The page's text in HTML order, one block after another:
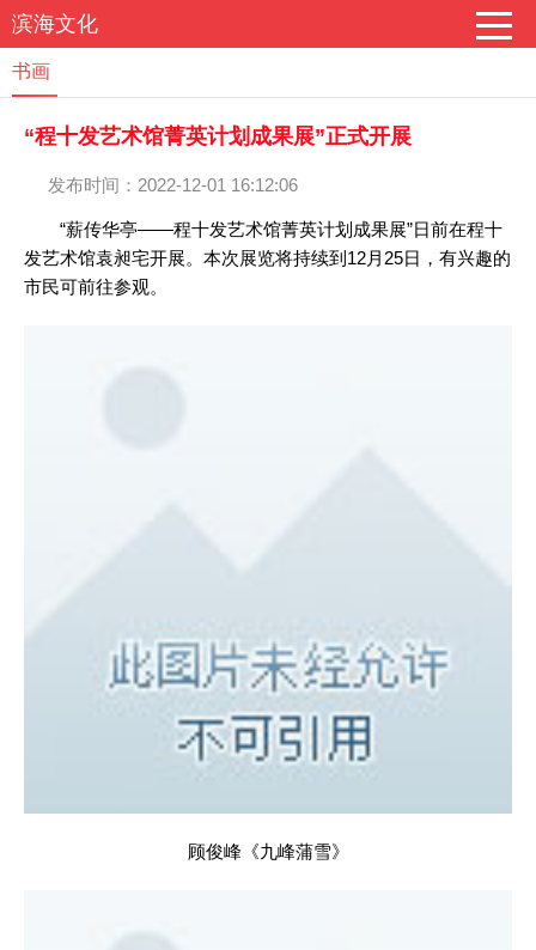
滨海文化
书画
“程十发艺术馆菁英计划成果展”正式开展
发布时间：2022-12-01 16:12:06
“薪传华亭——程十发艺术馆菁英计划成果展”日前在程十
发艺术馆袁昶宅开展。本次展览将持续到12月25日，有兴趣的
市民可前往参观。
顾俊峰《九峰蒲雪》